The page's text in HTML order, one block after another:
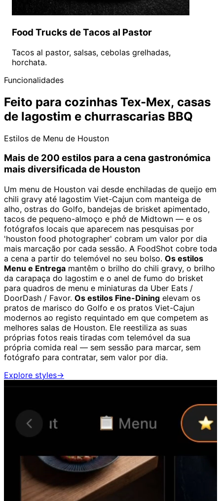
Food Trucks de Tacos al Pastor
Tacos al pastor, salsas, cebolas grelhadas,
horchata.
Funcionalidades
Feito para cozinhas Tex-Mex, casas
de lagostim e churrascarias BBQ
Estilos de Menu de Houston
Mais de 200 estilos para a cena gastronómica
mais diversificada de Houston
Um menu de Houston vai desde enchiladas de queijo em
chili gravy até lagostim Viet-Cajun com manteiga de
alho, ostras do Golfo, bandejas de brisket apimentado,
tacos de pequeno-almoço e phở de Midtown — e os
fotógrafos locais que aparecem nas pesquisas por
'houston food photographer' cobram um valor por dia
mais marcação por cada sessão. A FoodShot cobre toda
a cena a partir do telemóvel no seu bolso. Os estilos
Menu e Entrega mantêm o brilho do chili gravy, o brilho
da carapaça do lagostim e o anel de fumo do brisket
para quadros de menu e miniaturas da Uber Eats /
DoorDash / Favor. Os estilos Fine-Dining elevam os
pratos de marisco do Golfo e os pratos Viet-Cajun
modernos ao registo requintado em que competem as
melhores salas de Houston. Ele reestiliza as suas
próprias fotos reais tiradas com telemóvel da sua
própria comida real — sem sessão para marcar, sem
fotógrafo para contratar, sem valor por dia.
Explore styles→